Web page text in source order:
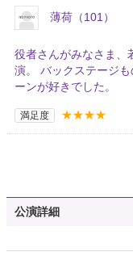
薄荷（101）
役者さんがみなさま、
演。 バックステージ
ーンが好きでした。
満足度 ★★★★
公演詳細